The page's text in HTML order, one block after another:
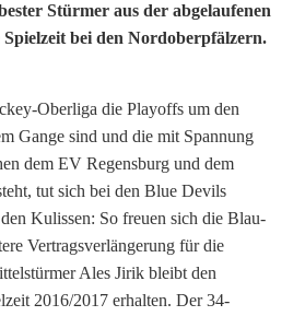
Stürmer aus der abgelaufenen
Spielzeit bei den Nordoberpfälzern.
Oberliga die Playoffs um den
Gange sind und die mit Spannung
dem EV Regensburg und dem
tut sich bei den Blue Devils
Kulissen: So freuen sich die Blau-
Vertragsverlängerung für die
Ales Jirik bleibt den
2016/2017 erhalten. Der 34-